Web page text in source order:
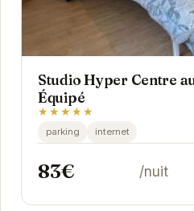
Studio Hyper Centre
Équipé
★★★★★
parking internet
83€ /nuit